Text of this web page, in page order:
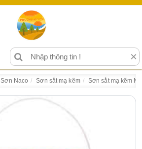
×
Sơn Naco Sơn sắt mạ kẽm Sơn sắt mạ kẽm